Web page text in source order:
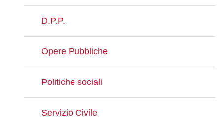
D.P.P.
Opere Pubbliche
Politiche sociali
Servizio Civile